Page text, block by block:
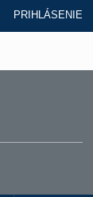
PRIHLÁSENIE